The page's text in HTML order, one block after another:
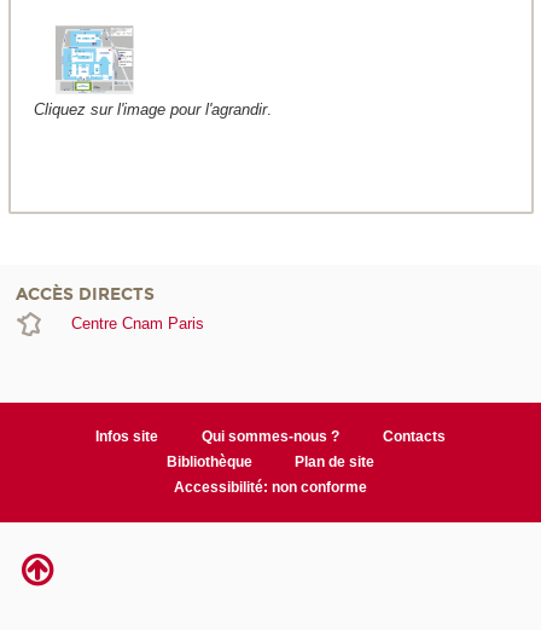
Cliquez sur l'image pour l'agrandir.
ACCÈS DIRECTS
Centre Cnam Paris
Infos site Qui sommes-nous ?
Contacts
Bibliothèque
Plan de site
Accessibilité: non conforme